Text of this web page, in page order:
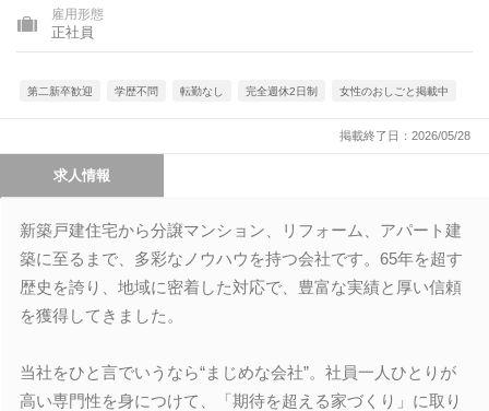
雇用形態
正社員
第二新卒歓迎 学歴不問 転勤なし 完全週休2日制 女性のおしごと掲載中
掲載終了日：2026/05/28
求人情報
新築戸建住宅から分譲マンション、リフォーム、アパート建
築に至るまで、多彩なノウハウを持つ会社です。65年を超す
歴史を誇り、地域に密着した対応で、豊富な実績と厚い信頼
を獲得してきました。
当社をひと言でいうなら“まじめな会社”。社員一人ひとりが
高い専門性を身につけて、「期待を超える家づくり」に取り